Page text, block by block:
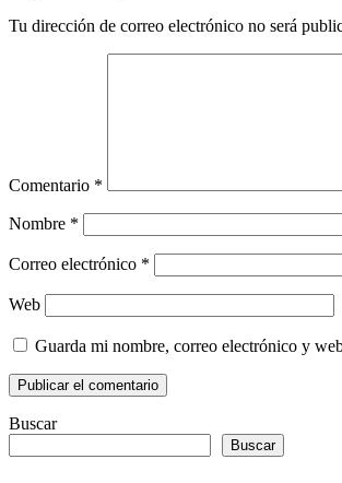
Tu dirección de correo electrónico no será
Comentario *
Nombre *
Correo electrónico *
Web
Guarda mi nombre, correo electrónico y
Buscar
Buscar